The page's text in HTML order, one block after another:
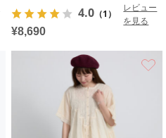
4.0 （1）
レビュー
を見る
¥8,690